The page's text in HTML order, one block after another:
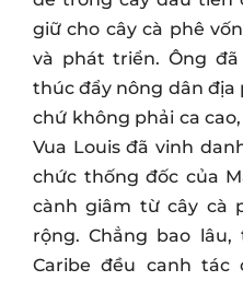
giữ cho cây cà phê
và phát triển. Ông
thúc đẩy nông dân địa
chứ không phải ca
Vua Louis đã vinh
chức thống đốc của
cành giâm từ cây cà
rộng. Chẳng bao
Caribe đều canh tác